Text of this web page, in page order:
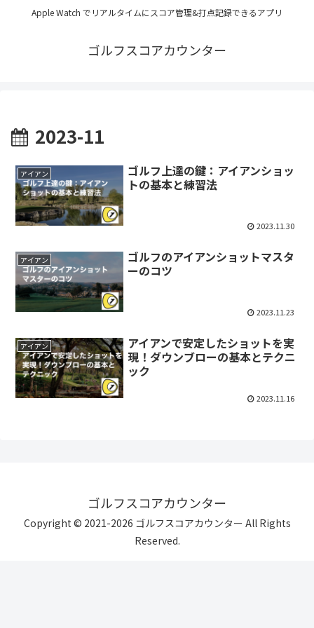
Apple Watch でリアルタイムにスコア管理&打点記録できるアプリ
ゴルフスコアカウンター
2023-11
アイアン
ゴルフ上達の鍵：アイアンショッ
トの基本と練習法
2023.11.30
アイアン
ゴルフのアイアンショットマスタ
ーのコツ
2023.11.23
アイアン
アイアンで安定したショットを実
現！ダウンブローの基本とテクニ
ック
2023.11.16
ゴルフスコアカウンター
Copyright © 2021-2026 ゴルフスコアカウンター All Rights
Reserved.